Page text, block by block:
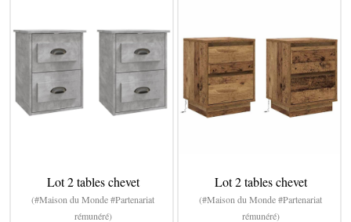
Lot 2 tables chevet
(#Maison du Monde #Partenariat
rémunéré)
Lot 2 tables chevet
(#Maison du Monde #Partenariat
rémunéré)